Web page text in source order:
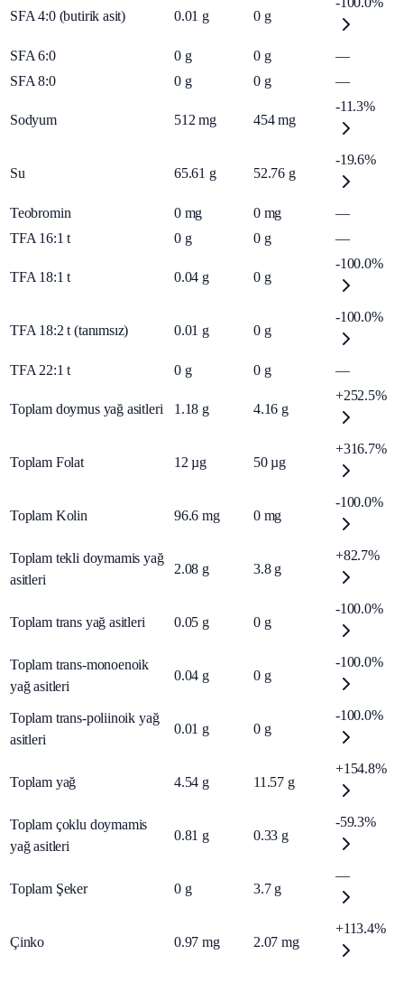
SFA 4:0 (butirik asit) 0.01 g 0 g
SFA 6:0 0 g 0 g
—
SFA 8:0
0 g 0 g —
Sodyum 512 mg 454 mg
-11.3%
Su 65.61 g 52.76 g
-19.6%
Teobromin 0 mg 0 mg
—
TFA 16:1 t
0 g 0 g —
TFA 18:1 t 0.04 g 0 g
-100.0%
TFA 18:2 t (tanımsız) 0.01 g 0 g
-100.0%
TFA 22:1 t 0 g 0 g —
Toplam doymus yağ asitleri 1.18 g 4.16 g
+252.5%
Toplam Folat 12 µg 50 µg
+316.7%
Toplam Kolin 96.6 mg 0 mg
-100.0%
Toplam tekli doymamis yağ
asitleri
2.08 g 3.8 g
+82.7%
Toplam trans yağ asitleri 0.05 g 0 g
-100.0%
Toplam trans-monoenoik
yağ asitleri
0.04 g 0 g
-100.0%
Toplam trans-poliinoik yağ
asitleri
0.01 g 0 g
-100.0%
Toplam yağ 4.54 g 11.57 g
+154.8%
Toplam çoklu doymamis
yağ asitleri
0.81 g 0.33 g
-59.3%
Toplam Şeker 0 g 3.7 g
—
Çinko 0.97 mg 2.07 mg
+113.4%